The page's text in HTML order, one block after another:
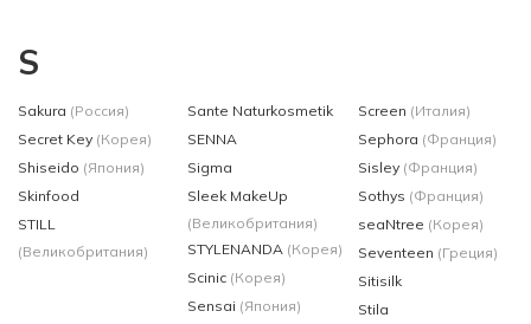
S
Sakura (Россия)
Secret Key (Корея)
Shiseido (Япония)
Skinfood
STILL
(Великобритания)
Sante Naturkosmetik
SENNA
Sigma
Sleek MakeUp
(Великобритания)
STYLENANDA (Корея)
Scinic (Корея)
Sensai (Япония)
Screen (Италия)
Sephora (Франция)
Sisley (Франция)
Sothys (Франция)
seaNtree (Корея)
Seventeen (Греция)
Sitisilk
Stila